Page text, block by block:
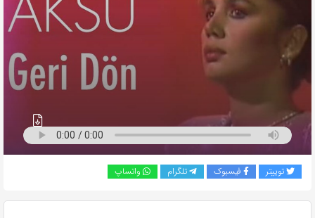
اشتراک
بگذارید.
توییتر فیسبوک تلگرام واتساپ